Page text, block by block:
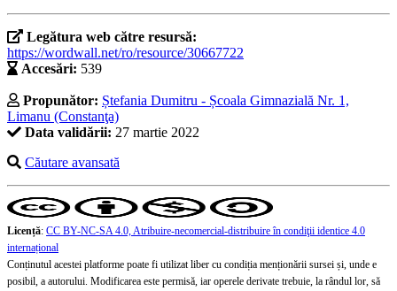
Legătura web către resursă:
https://wordwall.net/ro/resource/30667722
Accesări: 539
Propunător: Ștefania Dumitru - Școala Gimnazială Nr. 1,
Limanu (Constanţa)
Data validării: 27 martie 2022
Căutare avansată
Licență: CC BY-NC-SA 4.0, Atribuire-necomercial-distribuire în condiţii identice 4.0
internațional
Conținutul acestei platforme poate fi utilizat liber cu condiția menționării sursei și, unde e
posibil, a autorului. Modificarea este permisă, iar operele derivate trebuie, la rândul lor, să